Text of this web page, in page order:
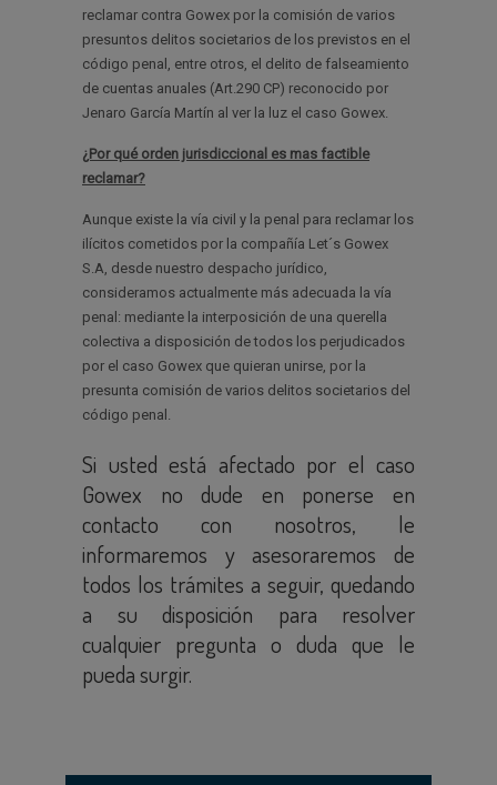
reclamar contra Gowex por la comisión de varios
presuntos delitos societarios de los previstos en el
código penal, entre otros, el delito de falseamiento
de cuentas anuales (Art.290 CP) reconocido por
Jenaro García Martín al ver la luz el caso Gowex.
¿Por qué orden jurisdiccional es mas factible
reclamar?
Aunque existe la vía civil y la penal para reclamar los
ilícitos cometidos por la compañía Let´s Gowex
S.A, desde nuestro despacho jurídico,
consideramos actualmente más adecuada la vía
penal: mediante la interposición de una querella
colectiva a disposición de todos los perjudicados
por el caso Gowex que quieran unirse, por la
presunta comisión de varios delitos societarios del
código penal.
Si usted está afectado por el caso
Gowex no dude en ponerse en
contacto con nosotros, le
informaremos y asesoraremos de
todos los trámites a seguir, quedando
a su disposición para resolver
cualquier pregunta o duda que le
pueda surgir.